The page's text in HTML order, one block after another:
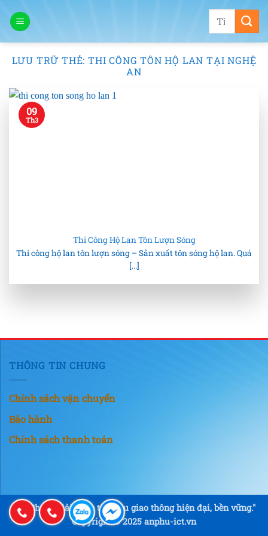
qua
Tìm
LƯU TRỮ THẺ: THI CÔNG TÔN HỘ LAN TẠI NGHỆ
AN
Thi Công Hộ Lan Tôn Lượn Sóng
Thi công hộ lan tôn lượn sóng – Sản xuất tôn sóng hộ lan. Quá
[...]
09
Th3
THÔNG TIN CHUNG
Chính sách vận chuyển
Bảo hành
Chính sách thanh toán
"An Phú – Giải pháp tín hiệu giao thông hiện đại, bền vững."
Copyright © 2025 anphu-ict.vn